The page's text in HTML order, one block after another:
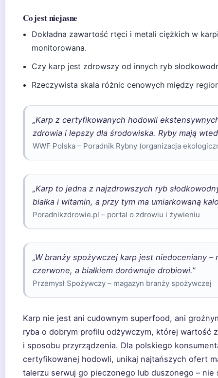
Co jest niejasne
Dokładna zawartość rtęci i metali ciężkich w
monitorowana.
Czy karp jest zdrowszy od innych ryb
Rzeczywista skala różnic cenowych między
„Karp z certyfikowanych hodowli
zdrowia i lepszy dla środowiska. Ryby mają
WWF Polska – Poradnik Rybny (organizacja
„Karp to jedna z najzdrowszych ryb
białka i witamin, a przy tym ma umiarkowaną
Poradnikzdrowie.pl – portal o zdrowiu i żywieniu
„W branży spożywczej karp jest niedoceniany
czerwone, a białkiem dorównuje drobiowi.”
Przemysł Spożywczy – magazyn branży spożywczej
Karp nie jest ani cudownym superfood, ani
ryba o dobrym profilu odżywczym, której wartość
i sposobu przyrządzenia. Dla polskiego
certyfikowanej hodowli, unikaj najtańszych ofert
talerzu serwuj go pieczonego lub duszonego – nie